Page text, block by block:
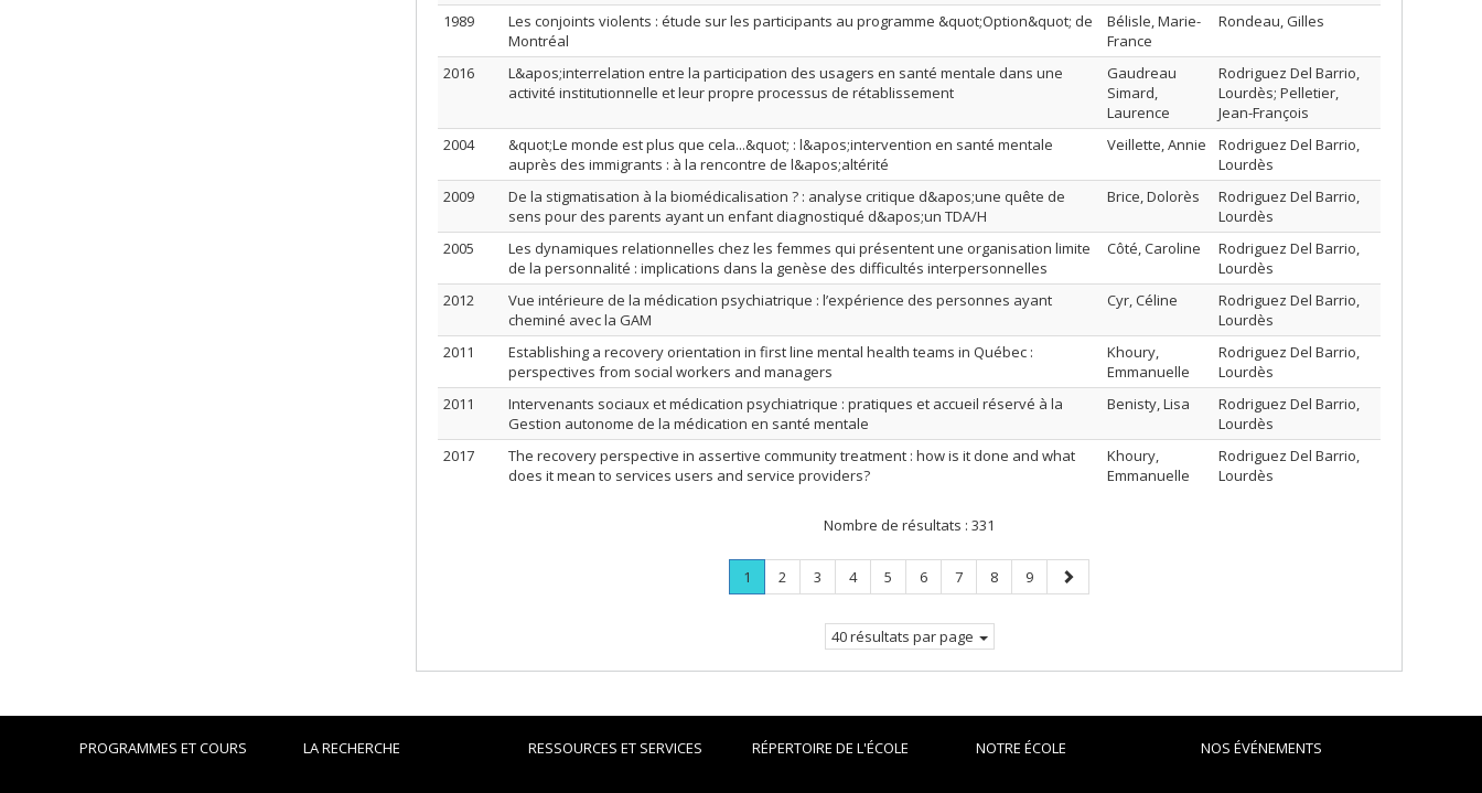
1989
Les conjoints violents : étude sur les participants au programme &quot;Option&quot; de
Montréal
Bélisle, Marie-
France
Rondeau, Gilles
2016
L&apos;interrelation entre la participation des usagers en santé mentale dans une
activité institutionnelle et leur propre processus de rétablissement
Gaudreau
Simard,
Laurence
Rodriguez Del Barrio,
Lourdès; Pelletier,
Jean-François
2004
&quot;Le monde est plus que cela...&quot; : l&apos;intervention en santé mentale
auprès des immigrants : à la rencontre de l&apos;altérité
Veillette, Annie
Rodriguez Del Barrio,
Lourdès
2009
De la stigmatisation à la biomédicalisation ? : analyse critique d&apos;une quête de
sens pour des parents ayant un enfant diagnostiqué d&apos;un TDA/H
Brice, Dolorès
Rodriguez Del Barrio,
Lourdès
2005
Les dynamiques relationnelles chez les femmes qui présentent une organisation limite
de la personnalité : implications dans la genèse des difficultés interpersonnelles
Côté, Caroline
Rodriguez Del Barrio,
Lourdès
2012
Vue intérieure de la médication psychiatrique : l’expérience des personnes ayant
cheminé avec la GAM
Cyr, Céline
Rodriguez Del Barrio,
Lourdès
2011
Establishing a recovery orientation in first line mental health teams in Québec :
perspectives from social workers and managers
Khoury,
Emmanuelle
Rodriguez Del Barrio,
Lourdès
2011
Intervenants sociaux et médication psychiatrique : pratiques et accueil réservé à la
Gestion autonome de la médication en santé mentale
Benisty, Lisa
Rodriguez Del Barrio,
Lourdès
2017
The recovery perspective in assertive community treatment : how is it done and what
does it mean to services users and service providers?
Khoury,
Emmanuelle
Rodriguez Del Barrio,
Lourdès
Nombre de résultats : 331
Page
1
Page
Page
2 Page
3 Page
4 Page
5 Page
6 Page
7 Page
8 Page
9
Page
suivante
40 résultats par page
PROGRAMMES ET COURS LA RECHERCHE RESSOURCES ET SERVICES RÉPERTOIRE DE L'ÉCOLE NOTRE ÉCOLE NOS ÉVÉNEMENTS